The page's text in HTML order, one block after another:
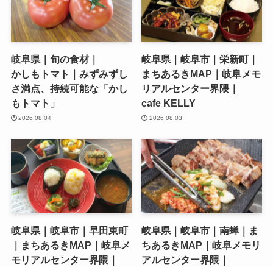
岐阜県｜旬の食材｜
かしもトマト｜みずみずし
さ満点、持続可能な「かし
もトマト」
2026.08.04
岐阜県｜岐阜市｜栄新町｜
まちあるきMAP｜岐阜メモ
リアルセンター界隈｜
cafe KELLY
2026.08.03
岐阜県｜岐阜市｜早田東町
｜まちあるきMAP｜岐阜メ
モリアルセンター界隈｜
岐阜県｜岐阜市｜南蝉｜ま
ちあるきMAP｜岐阜メモリ
アルセンター界隈｜